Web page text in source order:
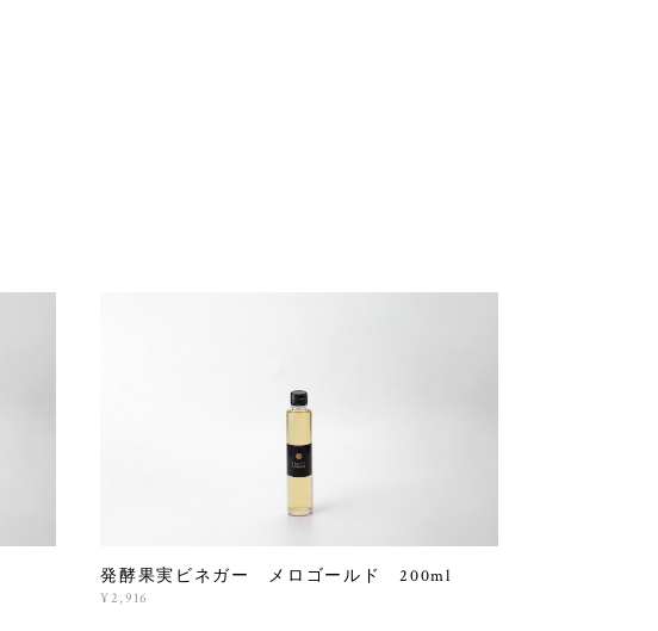
発酵果実ビネガー メロゴールド 200ml
¥2,916